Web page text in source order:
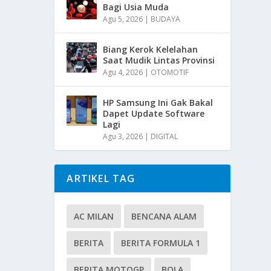
Bagi Usia Muda
Agu 5, 2026 | BUDAYA
Biang Kerok Kelelahan
Saat Mudik Lintas Provinsi
Agu 4, 2026 | OTOMOTIF
HP Samsung Ini Gak Bakal
Dapet Update Software
Lagi
Agu 3, 2026 | DIGITAL
ARTIKEL TAG
AC MILAN BENCANA ALAM
BERITA BERITA FORMULA 1